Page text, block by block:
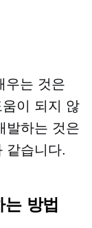
우는 것은
이 되지 않
발하는 것은
같습니다.
방법